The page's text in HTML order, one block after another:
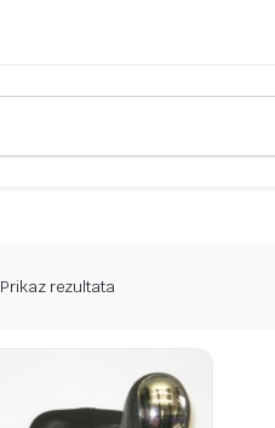
Prikaz rezultata